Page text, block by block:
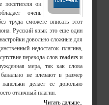
посетителя он
очень
труда сможете вписать этот
Русский язык это еще один
довольно сложные для
недостаток плагина,
перевода слов readersи
мера, так как слова
банально не влезают в размер
делает ее довольно
отличный плагин.
Читать дальше..